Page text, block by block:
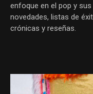
enfoque en el pop y
novedades, listas de
crónicas y reseñas.